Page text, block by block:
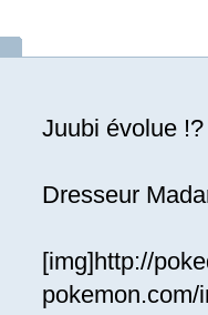
Juubi évolue !?
Dresseur
[img]http://